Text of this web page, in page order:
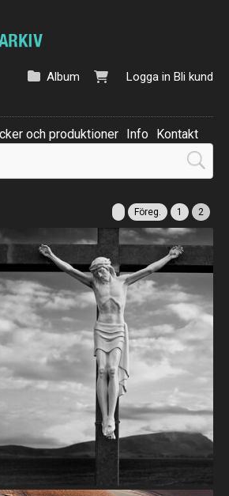
Logga in Bli kund
Album
och produktioner Info Kontakt
Föreg. 1 2